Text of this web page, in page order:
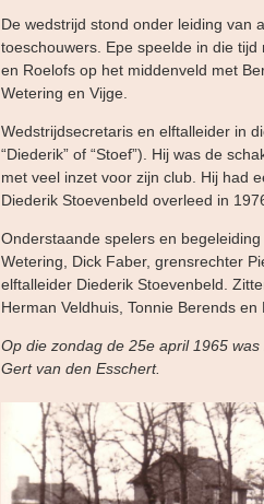
De wedstrijd stond onder leiding van
toeschouwers. Epe speelde in die
en Roelofs op het middenveld met
Wetering en Vijge.
Wedstrijdsecretaris en elftalleider in
“Diederik” of “Stoef”). Hij was de
met veel inzet voor zijn club. Hij had
Diederik Stoevenbeld overleed in
Onderstaande spelers en
Wetering, Dick Faber, grensrechter
elftalleider Diederik Stoevenbeld.
Herman Veldhuis, Tonnie Berends en
Op die zondag de 25e april 1965
Gert van den Esschert.